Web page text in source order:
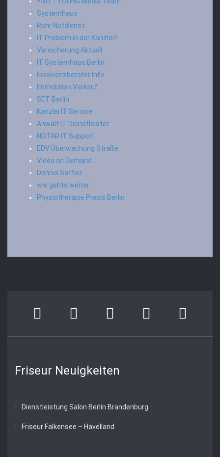
Systemhaus
Rohr Notdienst
IT Problem in der Kanzlei?
Versicherung Aktuell
IT Systemhaus Berlin
Insolvenzberater Info
Immobilien Verkauf
SET Berlin
Kanzlei IT Service
Anwalt IT Dienstleister
NOTAR IT Support
EDV Überwachung Straße
Video on Demand
Dennis Sattler
wie gehts weiter
Physiotherapie Praxis Berlin
Friseur Neuigkeiten
Dienstleistung Salon Berlin Brandenburg
Friseur Falkensee – Havelland